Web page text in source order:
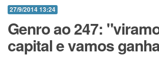
27/9/2014 13:24
Genro ao 247:
capital e vamos